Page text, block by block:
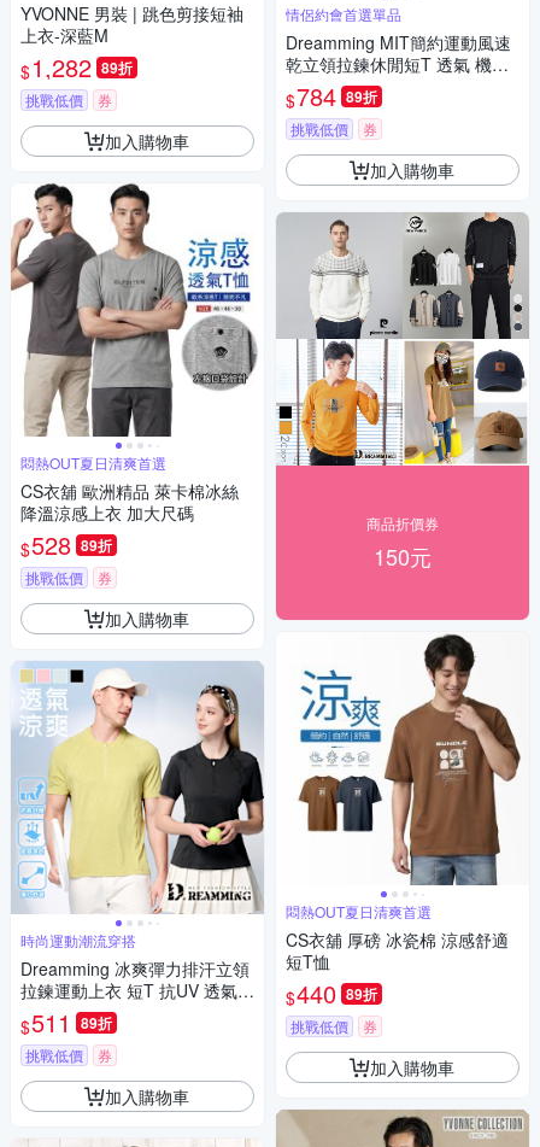
YVONNE 男裝 | 跳色剪接短袖
上衣-深藍M
$1,282 89折
挑戰低價 券
加入購物車
悶熱OUT夏日清爽首選
CS衣舖 歐洲精品 萊卡棉冰絲
降溫涼感上衣 加大尺碼
$528 89折
挑戰低價 券
加入購物車
時尚運動潮流穿搭
Dreamming 冰爽彈力排汗立領
拉鍊運動上衣 短T 抗UV 透氣-
共四色
$511 89折
挑戰低價 券
加入購物車
情侶約會首選單品
Dreamming MIT簡約運動風速
乾立領拉鍊休閒短T 透氣 機能-
共三色
$784 89折
挑戰低價 券
加入購物車
商品折價券
150元
悶熱OUT夏日清爽首選
CS衣舖 厚磅 冰瓷棉 涼感舒適
短T恤
$440 89折
挑戰低價 券
加入購物車